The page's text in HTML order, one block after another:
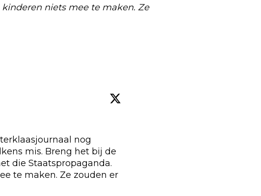
niets mee te maken. Ze
nog
mis. Breng het bij de
die Staatspropaganda.
te maken. Ze zouden er